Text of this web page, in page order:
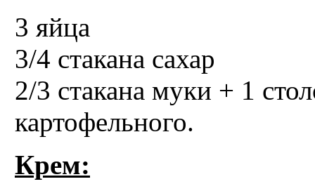
3 яйца
3/4 стакана сахар
2/3 стакана муки + 1
картофельного.
Крем: